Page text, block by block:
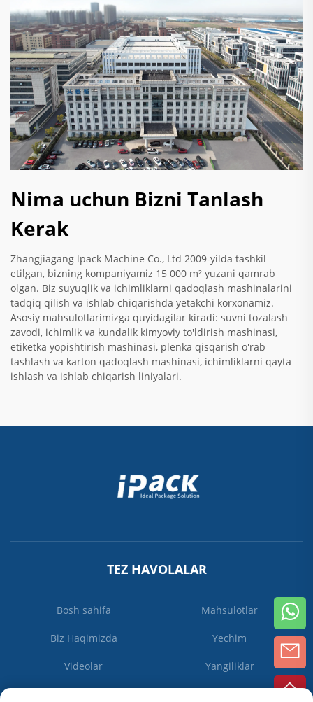
Nima uchun Bizni Tanlash
Kerak
Zhangjiagang lpack Machine Co., Ltd 2009-yilda tashkil
etilgan, bizning kompaniyamiz 15 000 m² yuzani qamrab
olgan. Biz suyuqlik va ichimliklarni qadoqlash mashinalarini
tadqiq qilish va ishlab chiqarishda yetakchi korxonamiz.
Asosiy mahsulotlarimizga quyidagilar kiradi: suvni tozalash
zavodi, ichimlik va kundalik kimyoviy to'ldirish mashinasi,
etiketka yopishtirish mashinasi, plenka qisqarish o'rab
tashlash va karton qadoqlash mashinasi, ichimliklarni qayta
ishlash va ishlab chiqarish liniyalari.
TEZ HAVOLALAR
Bosh sahifa Mahsulotlar
Biz Haqimizda Yechim
Videolar Yangiliklar